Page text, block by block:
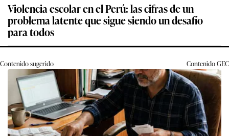
Violencia escolar en el Perú: las cifras de un
problema latente que sigue siendo un desafío
para todos
Contenido sugerido ContenidoGEC